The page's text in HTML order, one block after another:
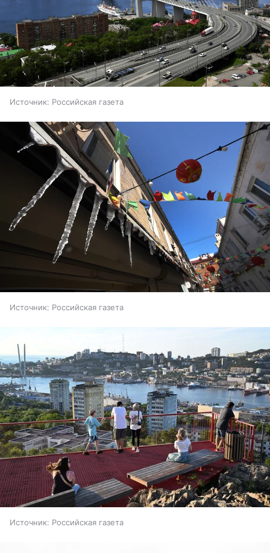
Источник: Российская газета
Источник: Российская газета
Источник: Российская газета